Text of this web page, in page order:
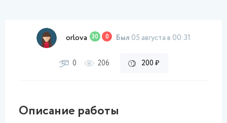
orlova 30 0 Был 05 августа в 00:31
0 206 200 ₽
Описание работы